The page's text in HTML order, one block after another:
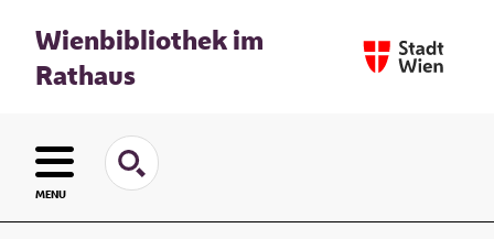
Wienbibliothek im
Rathaus
MENU